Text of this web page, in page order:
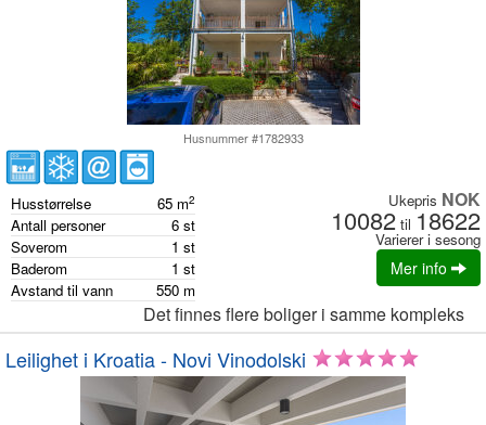
Husnummer #1782933
Husstørrelse 65 m2
Antall personer 6 st
Soverom
1 st
Baderom
1 st
Avstand til vann
550 m
Ukepris NOK
10082 til 18622
Varierer i sesong
Mer info
Det finnes flere boliger i samme kompleks
Leilighet i Kroatia - Novi Vinodolski